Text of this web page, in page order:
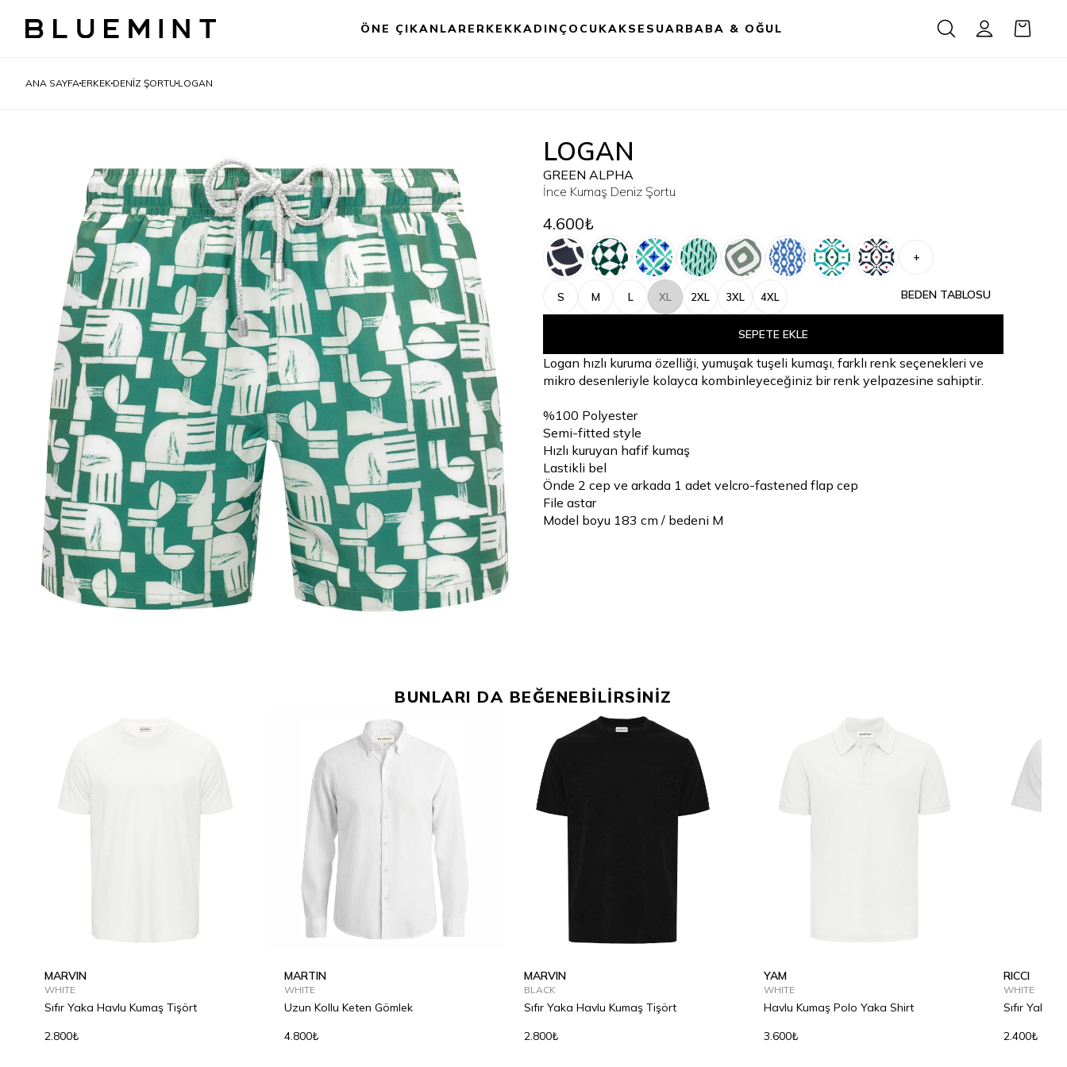
ÖNE ÇIKANLAR ERKEKKADIN ÇOCUKAKSESUAR BABA & OĞUL
ANA SAYFA ERKEK DENIZ ŞORTU LOGAN
LOGAN
GREEN ALPHA
İnce Kumaş Deniz Şortu
4.600₺
+
S M L XL 2XL 3XL 4XL BEDEN TABLOSU
SEPETE EKLE
Logan hızlı kuruma özelliği, yumuşak tuşeli kumaşı, farklı renk seçenekleri ve
mikro desenleriyle kolayca kombinleyeceğiniz bir renk yelpazesine sahiptir.
%100 Polyester
Semi-fitted style
Hızlı kuruyan hafif kumaş
Lastikli bel
Önde 2 cep ve arkada 1 adet velcro-fastened flap cep
File astar
Model boyu 183 cm / bedeni M
BUNLARI DA BEĞENEBİLİRSİNİZ
MARVIN
WHITE
Sıfır Yaka Havlu Kumaş Tişört
2.800₺
MARTIN
WHITE
Uzun Kollu Keten Gömlek
4.800₺
MARVIN
BLACK
Sıfır Yaka Havlu Kumaş Tişört
2.800₺
YAM
WHITE
Havlu Kumaş Polo Yaka Shirt
3.600₺
RICCI
WHITE
Sıfır Yaka
2.400₺